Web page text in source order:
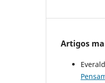
Artigos